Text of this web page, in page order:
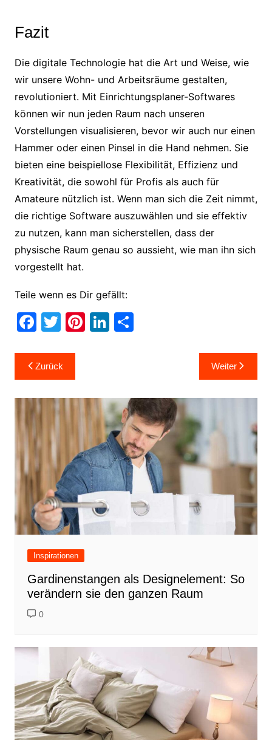
Fazit
Die digitale Technologie hat die Art und Weise, wie
wir unsere Wohn- und Arbeitsräume gestalten,
revolutioniert. Mit Einrichtungsplaner-Softwares
können wir nun jeden Raum nach unseren
Vorstellungen visualisieren, bevor wir auch nur einen
Hammer oder einen Pinsel in die Hand nehmen. Sie
bieten eine beispiellose Flexibilität, Effizienz und
Kreativität, die sowohl für Profis als auch für
Amateure nützlich ist. Wenn man sich die Zeit nimmt,
die richtige Software auszuwählen und sie effektiv
zu nutzen, kann man sicherstellen, dass der
physische Raum genau so aussieht, wie man ihn sich
vorgestellt hat.
Teile wenn es Dir gefällt:
F
c
e
b
o
o
k
T
itt
er
Pi
st
Li
dI
n
T
Beitragsnavigation
Zurück Weiter
Inspirationen
Gardinenstangen als Designelement: So
verändern sie den ganzen Raum
0